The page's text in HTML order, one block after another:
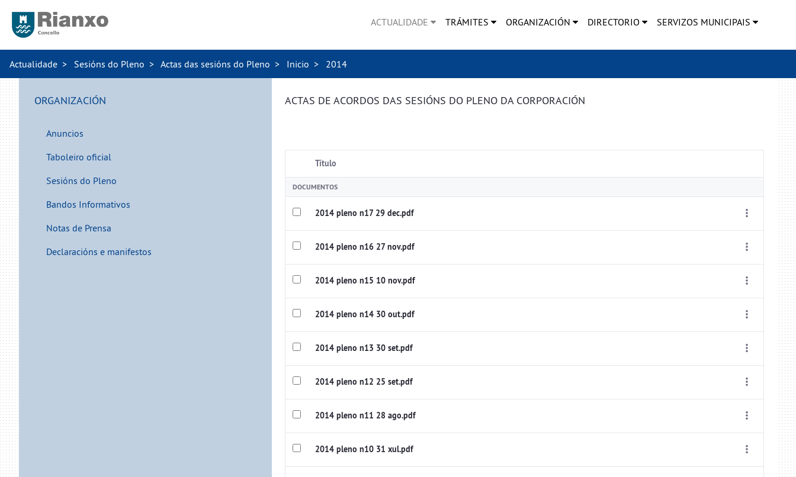
ACTUALIDADE TRÁMITES ORGANIZACIÓN DIRECTORIO SERVIZOS MUNICIPAIS
Actualidade Sesións do Pleno Actas das sesións do Pleno Inicio 2014
ORGANIZACIÓN
Anuncios
Taboleiro oficial
Sesións do Pleno
Bandos Informativos
Notas de Prensa
Declaracións e manifestos
ACTAS DE ACORDOS DAS SESIÓNS DO PLENO DA CORPORACIÓN
Título
DOCUMENTOS
2014 pleno n17 29 dec.pdf
2014 pleno n16 27 nov.pdf
2014 pleno n15 10 nov.pdf
2014 pleno n14 30 out.pdf
2014 pleno n13 30 set.pdf
2014 pleno n12 25 set.pdf
2014 pleno n11 28 ago.pdf
2014 pleno n10 31 xul.pdf